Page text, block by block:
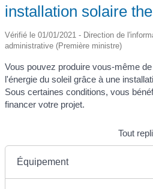
installation solaire
Vérifié le 01/01/2021 - Direction de
administrative (Première ministre)
Vous pouvez produire vous-même
l'énergie du soleil grâce à une
Sous certaines conditions, vous
financer votre projet.
Tout
Équipement